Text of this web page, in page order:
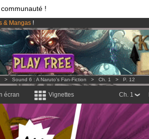
!
& Mangas !
eurospar mois !Clique ici pour t'abonner
lancé
> Sound 6 : A Naruto's Fan-Fiction > Ch. 1 > P. 12
écran Vignettes Ch. 1